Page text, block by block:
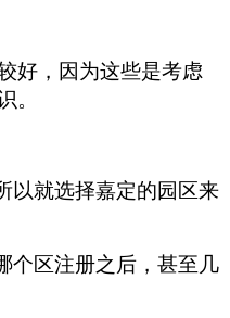
好，因为这些是考虑
。
以就选择嘉定的园区来
个区注册之后，甚至几